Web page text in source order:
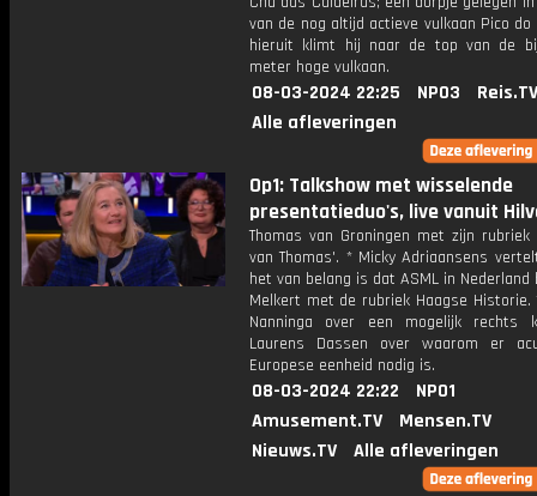
van de nog altijd actieve vulkaan Pico do
hieruit klimt hij naar de top van de
meter hoge vulkaan.
08-03-2024 22:25 NPO3
Reis.TV
Alle afleveringen
Op1: Talkshow met wisselende
presentatieduo's, live vanuit
Thomas van Groningen met zijn rubriek
van Thomas'. * Micky Adriaansens
het van belang is dat ASML in
Melkert met de rubriek Haagse Historie.
Nanninga over een mogelijk rechts
Laurens Dassen over waarom er
Europese eenheid nodig is.
08-03-2024 22:22
NPO1
Amusement.TV
Mensen.TV
Nieuws.TV
Alle afleveringen